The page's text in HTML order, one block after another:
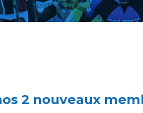
2 nouveaux